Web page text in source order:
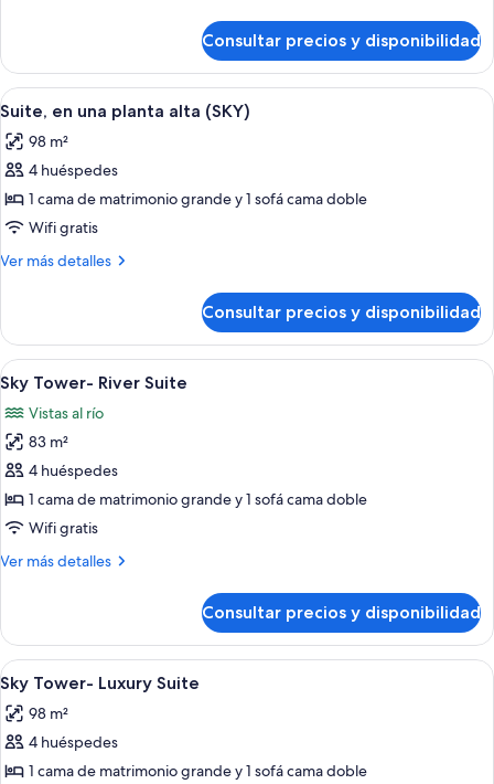
Tower-
Cove
Suite
Consultar precios y disponibilidad
Abrir
todas
las
fotos
de
Suite,
en
alta
(SKY)
Habitación de hotel con zona de
4
Suite, en una planta alta (SKY)
98 m²
4 huéspedes
1 cama de matrimonio grande y 1 sofá cama doble
Wifi gratis
Ver más detalles
Más
en
una
planta
alta
(SKY)
Consultar precios y disponibilidad
Abrir
todas
las
fotos
de
Sky
Tower-
Suite
Habitación de hotel con una cama
3
Sky Tower- River Suite
Vistas al río
83 m²
4 huéspedes
1 cama de matrimonio grande y 1 sofá cama doble
Wifi gratis
Ver más detalles
Más
Tower-
River
Suite
Consultar precios y disponibilidad
Abrir
todas
las
fotos
de
Habitación de hotel con zona de
3
Sky Tower- Luxury Suite
98 m²
4 huéspedes
1 cama de matrimonio grande y 1 sofá cama doble